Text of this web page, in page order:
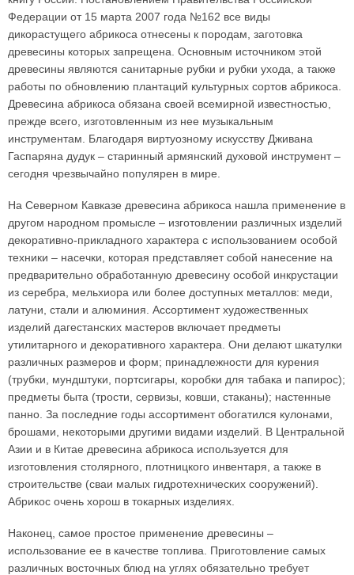
Федерации от 15 марта 2007 года №162 все виды
дикорастущего абрикоса отнесены к породам, заготовка
древесины которых запрещена. Основным источником этой
древесины являются санитарные рубки и рубки ухода, а также
работы по обновлению плантаций культурных сортов абрикоса.
Древесина абрикоса обязана своей всемирной известностью,
прежде всего, изготовленным из нее музыкальным
инструментам. Благодаря виртуозному искусству Дживана
Гаспаряна дудук – старинный армянский духовой инструмент –
сегодня чрезвычайно популярен в мире.
На Северном Кавказе древесина абрикоса нашла применение в
другом народном промысле – изготовлении различных изделий
декоративно-прикладного характера с использованием особой
техники – насечки, которая представляет собой нанесение на
предварительно обработанную древесину особой инкрустации
из серебра, мельхиора или более доступных металлов: меди,
латуни, стали и алюминия. Ассортимент художественных
изделий дагестанских мастеров включает предметы
утилитарного и декоративного характера. Они делают шкатулки
различных размеров и форм; принадлежности для курения
(трубки, мундштуки, портсигары, коробки для табака и папирос);
предметы быта (трости, сервизы, ковши, стаканы); настенные
панно. За последние годы ассортимент обогатился кулонами,
брошами, некоторыми другими видами изделий. В Центральной
Азии и в Китае древесина абрикоса используется для
изготовления столярного, плотницкого инвентаря, а также в
строительстве (сваи малых гидротехнических сооружений).
Абрикос очень хорош в токарных изделиях.
Наконец, самое простое применение древесины –
использование ее в качестве топлива. Приготовление самых
различных восточных блюд на углях обязательно требует